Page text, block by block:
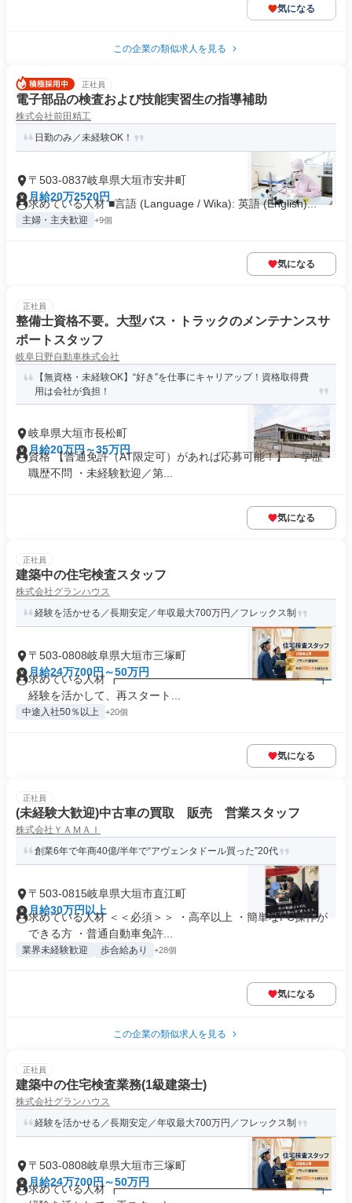
気になる
この企業の類似求人を見る
正社員
電子部品の検査および技能実習生の指導補助
株式会社前田精工
日勤のみ／未経験OK！
〒503-0837岐阜県大垣市安井町
月給20万2520円
求めている人材 ■言語 (Language / Wika): 英語 (English)...
主婦・主夫歓迎 +9個
気になる
正社員
整備士資格不要。大型バス・トラックのメンテナンスサ
ポートスタッフ
岐阜日野自動車株式会社
【無資格・未経験OK】“好き”を仕事にキャリアップ！資格取得費
用は会社が負担！
岐阜県大垣市長松町
月給20万円～35万円
資格 【普通免許（AT限定可）があれば応募可能！】 ・学歴・
職歴不問 ・未経験歓迎／第...
気になる
正社員
建築中の住宅検査スタッフ
株式会社グランハウス
経験を活かせる／長期安定／年収最大700万円／フレックス制
〒503-0808岐阜県大垣市三塚町
月給24万700円～50万円
求めている人材 ┏━━━━━━━━━━━━━━━━━━┓
経験を活かして、再スタート...
中途入社50％以上 +20個
気になる
正社員
(未経験大歓迎)中古車の買取 販売 営業スタッフ
株式会社ＹＡＭＡＩ
創業6年で年商40億/半年で“アヴェンタドール買った”20代
〒503-0815岐阜県大垣市直江町
月給30万円以上
求めている人材 ＜＜必須＞＞ ・高卒以上 ・簡単なPC操作が
できる方 ・普通自動車免許...
業界未経験歓迎 歩合給あり +28個
気になる
この企業の類似求人を見る
正社員
建築中の住宅検査業務(1級建築士)
株式会社グランハウス
経験を活かせる／長期安定／年収最大700万円／フレックス制
〒503-0808岐阜県大垣市三塚町
月給24万700円～50万円
求めている人材 ┏━━━━━━━━━━━━━━━━━━┓